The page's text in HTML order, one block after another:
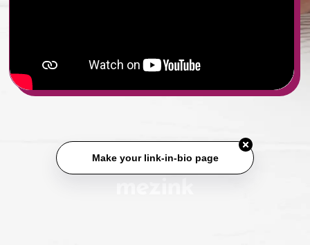
Make your link-in-bio page